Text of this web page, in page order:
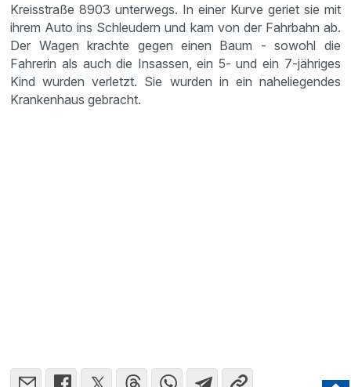
Kreisstraße 8903 unterwegs. In einer Kurve geriet sie mit
ihrem Auto ins Schleudern und kam von der Fahrbahn ab.
Der Wagen krachte gegen einen Baum - sowohl die
Fahrerin als auch die Insassen, ein 5- und ein 7-jähriges
Kind wurden verletzt. Sie wurden in ein naheliegendes
Krankenhaus gebracht.